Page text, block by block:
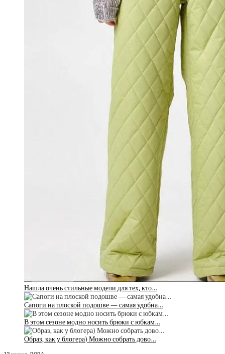
Нашла очень стильные модели для тех, кто…
Сапоги на плоской подошве — самая удобна…
В этом сезоне модно носить брюки с юбкам…
Образ, как у блогера) Можно собрать дово…